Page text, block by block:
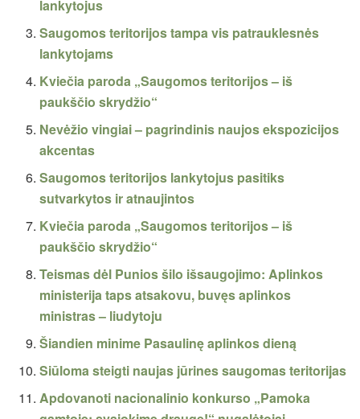
lankytojus
Saugomos teritorijos tampa vis patrauklesnės
lankytojams
Kviečia paroda „Saugomos teritorijos – iš
paukščio skrydžio“
Nevėžio vingiai – pagrindinis naujos ekspozicijos
akcentas
Saugomos teritorijos lankytojus pasitiks
sutvarkytos ir atnaujintos
Kviečia paroda „Saugomos teritorijos – iš
paukščio skrydžio“
Teismas dėl Punios šilo išsaugojimo: Aplinkos
ministerija taps atsakovu, buvęs aplinkos
ministras – liudytoju
Šiandien minime Pasaulinę aplinkos dieną
Siūloma steigti naujas jūrines saugomas teritorijas
Apdovanoti nacionalinio konkurso „Pamoka